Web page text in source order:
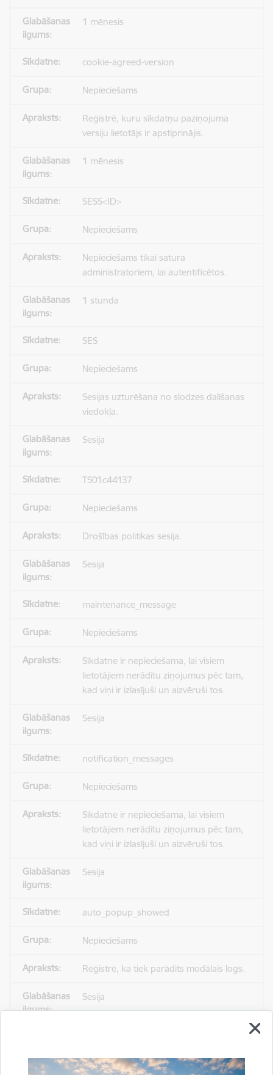
1 mēnesis
cookie-agreed-version
Nepieciešams
Reģistrē, kuru sīkdatņu paziņojuma
versiju lietotājs ir apstiprinājis.
1 mēnesis
SESS<ID>
Nepieciešams
Nepieciešams tikai satura
administratoriem, lai autentificētos.
1 stunda
SES
Nepieciešams
Sesijas uzturēšana no slodzes dalīšanas
viedokļa.
Sesija
TS01c44137
Nepieciešams
Drošības politikas sesija.
Sesija
maintenance_message
Nepieciešams
Sīkdatne ir nepieciešama, lai visiem
lietotājiem nerādītu ziņojumus pēc tam,
kad viņi ir izlasījuši un aizvēruši tos.
Sesija
notification_messages
Nepieciešams
Sīkdatne ir nepieciešama, lai visiem
lietotājiem nerādītu ziņojumus pēc tam,
kad viņi ir izlasījuši un aizvēruši tos.
Sesija
auto_popup_showed
Nepieciešams
Reģistrē, ka tiek parādīts modālais logs.
Sesija
Statistikas sīkdatnes (nepieciešamas, lai